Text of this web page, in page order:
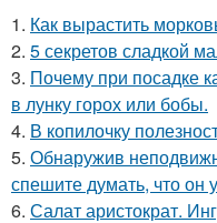
1. Как вырастить
2. 5 секретов сладкой
3. Почему при посадке
в лунку горох или бобы.
4. В копилочку
5. Обнаружив
спешите думать, что он
6. Салат аристократ.